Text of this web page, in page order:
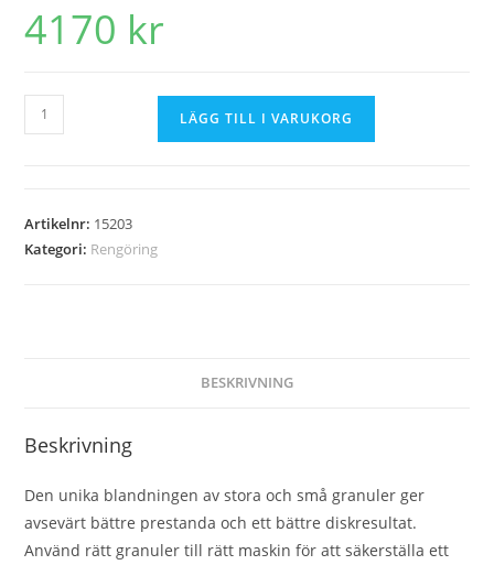
4170 kr
LÄGG TILL I VARUKORG
Artikelnr: 15203
Kategori: Rengöring
BESKRIVNING
Beskrivning
Den unika blandningen av stora och små granuler ger
avsevärt bättre prestanda och ett bättre diskresultat.
Använd rätt granuler till rätt maskin för att säkerställa ett